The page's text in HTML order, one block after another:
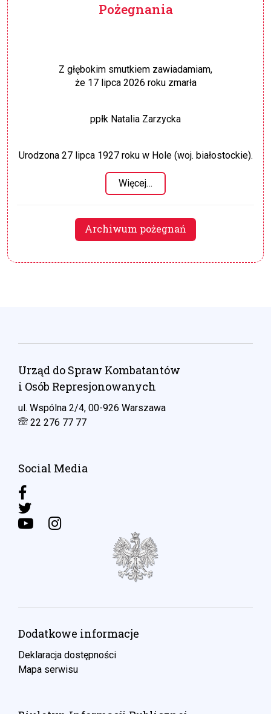
Pożegnania
Z głębokim smutkiem zawiadamiam,
że 17 lipca 2026 roku zmarła
ppłk Natalia Zarzycka
Urodzona 27 lipca 1927 roku w Hole (woj. białostockie).
Więcej…
Archiwum pożegnań
Urząd do Spraw Kombatantów
i Osób Represjonowanych
ul. Wspólna 2/4, 00-926 Warszawa
22 276 77 77
Social Media
Dodatkowe informacje
Deklaracja dostępności
Mapa serwisu